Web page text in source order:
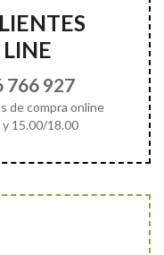
766 927
de compra online
15.00/18.00